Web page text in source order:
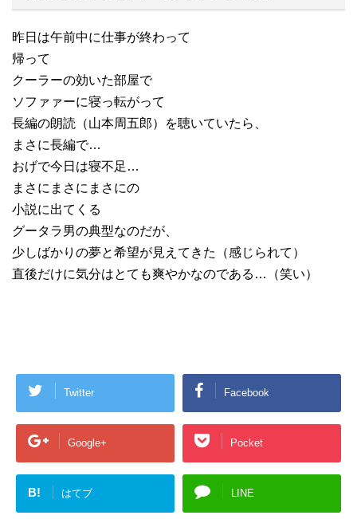
昨日は午前中に仕事が終わって
帰って
クーラーの効いた部屋で
ソファァーに寝っ転がって
長編の朗読（山本周五郎）を聴いていたら、
まさに長編で…
おげで今日は寝不足…
まさにまさにまさにの
小説に出てくる
グータラ男の典型なのだが、
少しばかりの夢と希望が見えてきた（感じられて）
直後だけに気分はとても爽やかなのである…（笑い）
Twitter Facebook
Google+ Pocket
B! はてブ LINE